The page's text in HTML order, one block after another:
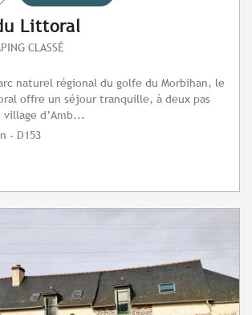
Littoral
CLASSÉ
naturel régional du golfe du Morbihan, le
offre un séjour tranquille, à deux pas
d’Amb...
- D153